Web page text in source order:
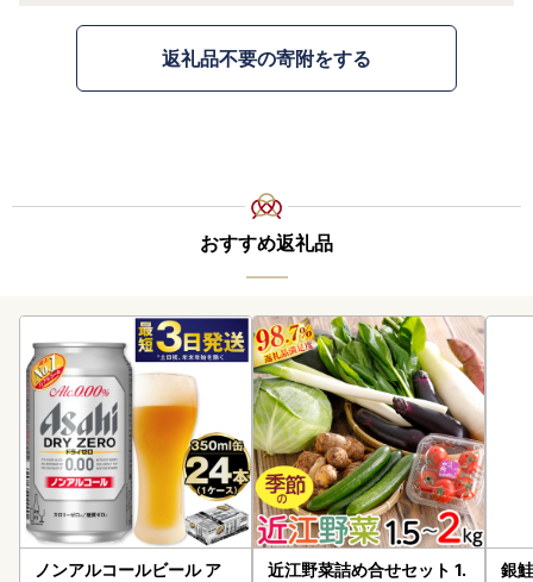
返礼品不要の寄附をする
おすすめ返礼品
ノンアルコールビール ア
近江野菜詰め合せセット 1.
銀